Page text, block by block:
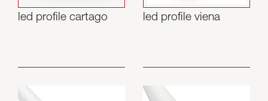
led profile cartago led profile viena